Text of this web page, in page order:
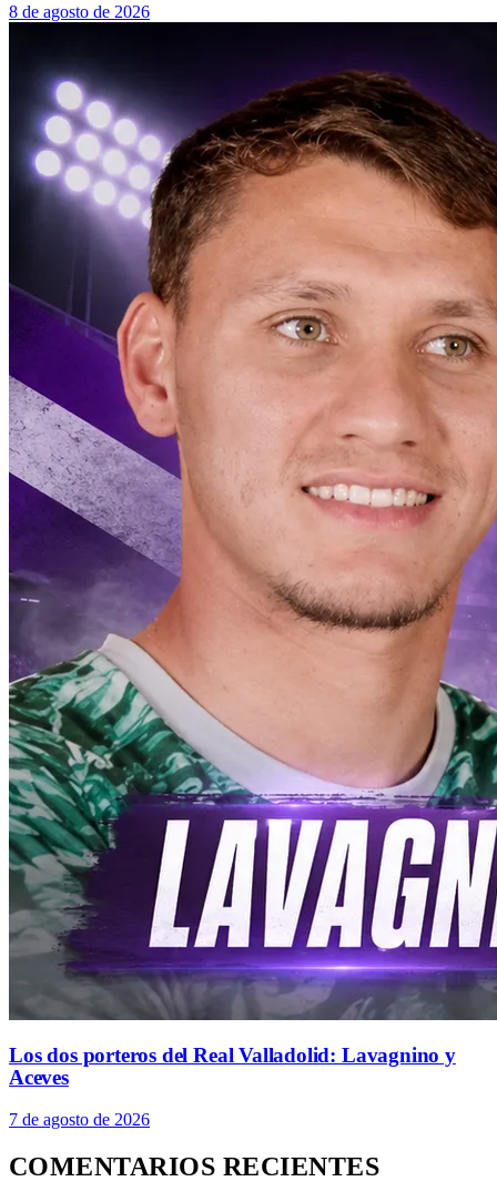
8 de agosto de 2026
Los dos porteros del Real Valladolid: Lavagnino y
Aceves
7 de agosto de 2026
COMENTARIOS RECIENTES